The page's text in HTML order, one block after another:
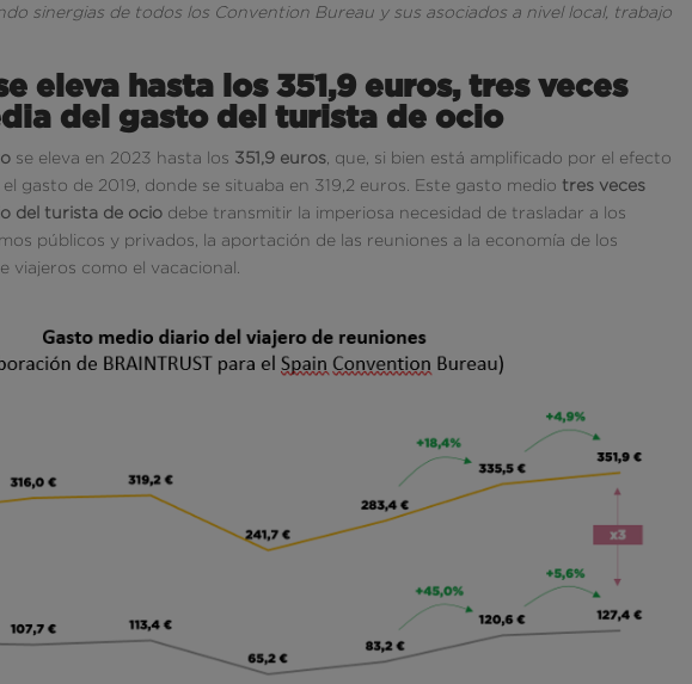
sinergias de todos los Convention Bureau y sus asociados a nivel local, trabajo
eleva hasta los 351,9 euros, tres veces
del gasto del turista de ocio
se eleva en 2023 hasta los 351,9 euros , que, si bien está amplificado por el efecto
gasto de 2019, donde se situaba en 319,2 euros. Este gasto medio tres veces
del turista de ocio debe transmitir la imperiosa necesidad de trasladar a los
públicos y privados, la aportación de las reuniones a la economía de los
como el vacacional.